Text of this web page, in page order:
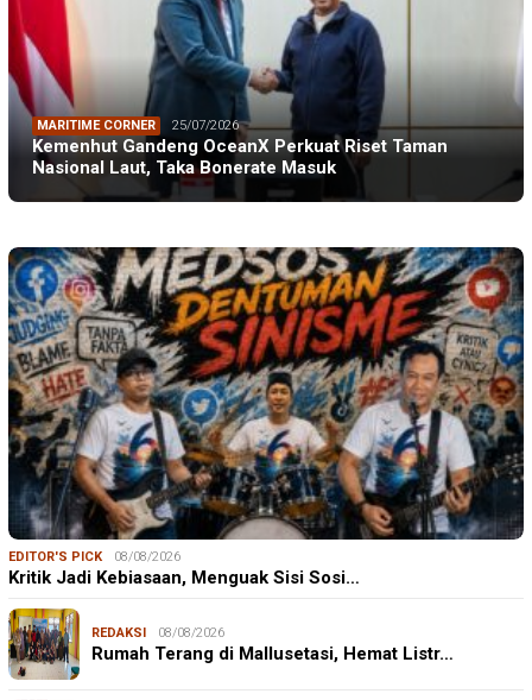
MARITIME CORNER 25/07/2026
Kemenhut Gandeng OceanX Perkuat Riset Taman
Nasional Laut, Taka Bonerate Masuk
EDITOR'S PICK 08/08/2026
Kritik Jadi Kebiasaan, Menguak Sisi Sosi…
REDAKSI 08/08/2026
Rumah Terang di Mallusetasi, Hemat Listr…